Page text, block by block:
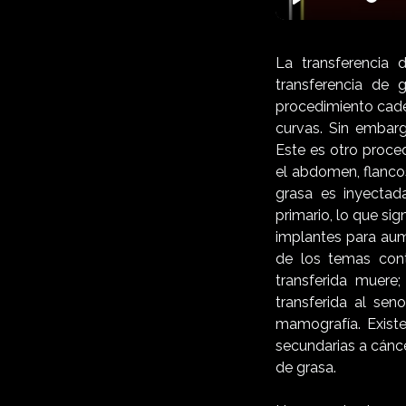
Play
La transferencia
transferencia de
procedimiento
curvas. Sin
Este es otro
el abdomen,
grasa es
primario, lo que
implantes para
de los temas
transferida
transferida al
mamografía.
secundarias a
de grasa.